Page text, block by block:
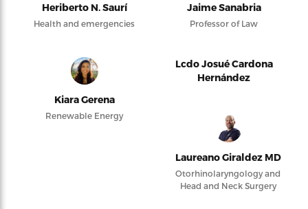
Heriberto N. Saurí
Health and emergencies
Jaime Sanabria
Professor of Law
Kiara Gerena
Renewable Energy
Lcdo Josué Cardona
Hernández
Laureano Giraldez MD
Otorhinolaryngology and
Head and Neck Surgery